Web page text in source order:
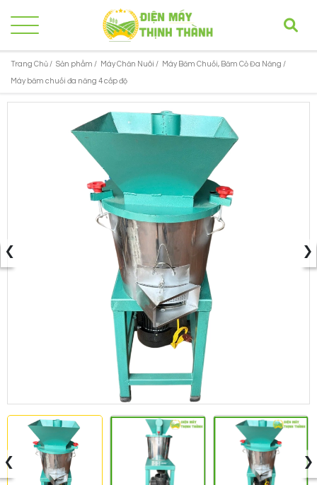
Trang Chủ / Sản phẩm / Máy Chăn Nuôi / Máy Băm Chuối, Băm Cỏ Đa Năng /
Máy băm chuối đa năng 4 cấp độ
‹ ›
‹ ›